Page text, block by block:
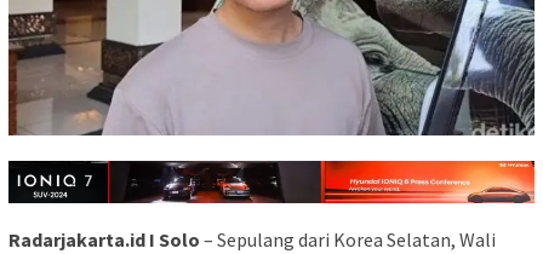
Radarjakarta.id I Solo – Sepulang dari Korea Selatan, Wali